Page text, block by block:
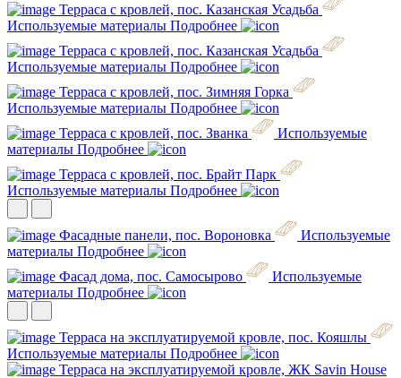
Терраса с кровлей, пос. Казанская Усадьба
Используемые материалы Подробнее
Терраса с кровлей, пос. Казанская Усадьба
Используемые материалы Подробнее
Терраса с кровлей, пос. Зимняя Горка
Используемые материалы Подробнее
Терраса с кровлей, пос. Званка
Используемые
материалы Подробнее
Терраса с кровлей, пос. Брайт Парк
Используемые материалы Подробнее
Фасадные панели, пос. Вороновка
Используемые
материалы Подробнее
Фасад дома, пос. Самосырово
Используемые
материалы Подробнее
Терраса на эксплуатируемой кровле, пос. Кояшлы
Используемые материалы Подробнее
Терраса на эксплуатируемой кровле, ЖК Savin House